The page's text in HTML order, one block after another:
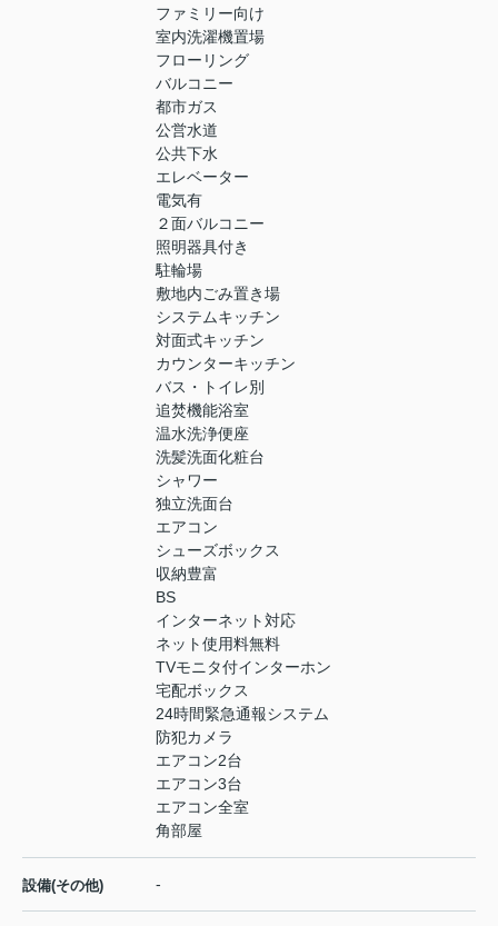
ファミリー向け
室内洗濯機置場
フローリング
バルコニー
都市ガス
公営水道
公共下水
エレベーター
電気有
２面バルコニー
照明器具付き
駐輪場
敷地内ごみ置き場
システムキッチン
対面式キッチン
カウンターキッチン
バス・トイレ別
追焚機能浴室
温水洗浄便座
洗髪洗面化粧台
シャワー
独立洗面台
エアコン
シューズボックス
収納豊富
BS
インターネット対応
ネット使用料無料
TVモニタ付インターホン
宅配ボックス
24時間緊急通報システム
防犯カメラ
エアコン2台
エアコン3台
エアコン全室
角部屋
設備(その他) -